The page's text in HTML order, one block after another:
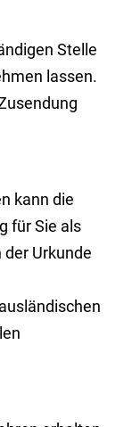
Stelle
lassen.
kann die
für Sie als
Urkunde